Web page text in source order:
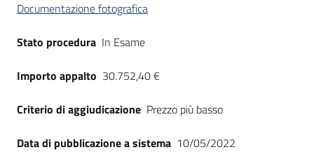
Documentazione fotografica
Stato procedura In Esame
Importo appalto 30.752,40 €
Criterio di aggiudicazione Prezzo più basso
Data di pubblicazione a sistema 10/05/2022